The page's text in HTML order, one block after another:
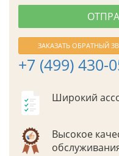
ЗАКАЗАТЬ ОБРАТНЫЙ
+7 (499) 430-
Широкий
Высокое